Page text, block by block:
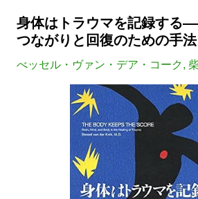
身体はトラウマを記録する
つながりと回復のための手法
べッセル・ヴァン・デア・コーク,